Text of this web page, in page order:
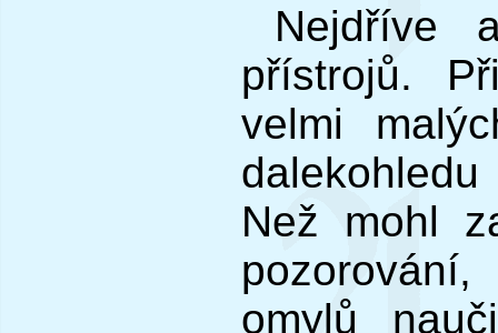
Nejdříve
přístrojů.
velmi
Než mohl
omylů